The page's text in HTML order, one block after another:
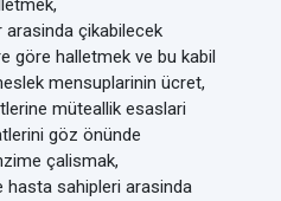
arasinda çikabilecek
göre halletmek ve bu kabil
mensuplarinin ücret,
müteallik esaslari
göz önünde
çalismak,
hasta sahipleri arasinda